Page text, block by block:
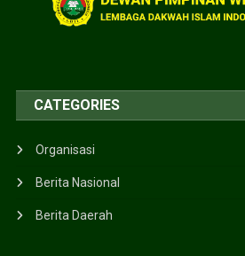
CATEGORIES
Organisasi
Berita Nasional
Berita Daerah